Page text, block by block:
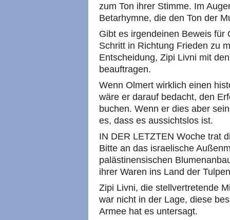
zum Ton ihrer Stimme. Im
Betarhymne, die den Ton der
Gibt es irgendeinen Beweis für
Schritt in Richtung Frieden zu
Entscheidung, Zipi Livni mit
beauftragen.
Wenn Olmert wirklich einen
wäre er darauf bedacht, den
buchen. Wenn er dies aber
es, dass es aussichtslos ist.
IN DER LETZTEN Woche trat
Bitte an das israelische
palästinensischen
ihrer Waren ins Land der
Zipi Livni, die stellvertretende
war nicht in der Lage, diese
Armee hat es untersagt.